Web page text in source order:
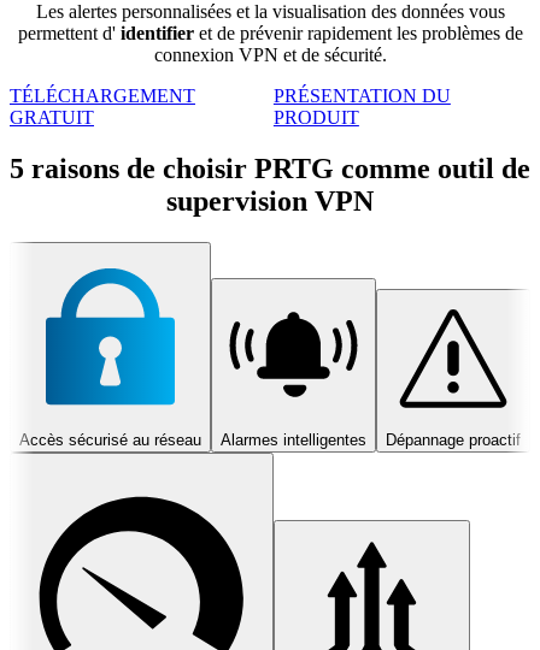
Les alertes personnalisées et la visualisation des données vous
permettent d'identifier et de prévenir rapidement les problèmes de
connexion VPN et de sécurité.
TÉLÉCHARGEMENT
GRATUIT
PRÉSENTATION DU
PRODUIT
5 raisons de choisir PRTG comme outil de
supervision VPN
Accès sécurisé au réseau Alarmes intelligentes Dépannage proactif